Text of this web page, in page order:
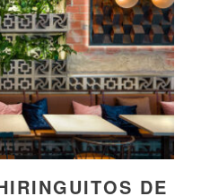
DE